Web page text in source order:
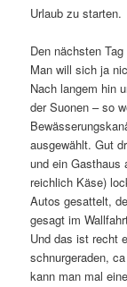
Urlaub zu starten.
Den nächsten
Man will sich ja
Nach langem hin
der Suonen – so
ausgewählt. Gut
und ein Gasthaus
reichlich Käse)
Autos gesattelt,
gesagt im
Und das ist recht
schnurgeraden,
kann man mal